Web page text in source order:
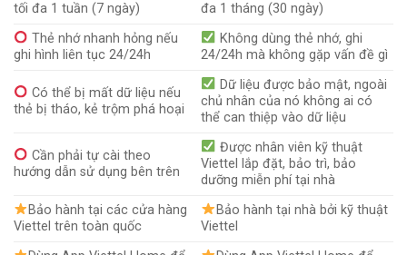
tối đa 1 tuần (7 ngày)
đa 1 tháng (30 ngày)
Thẻ nhớ nhanh hỏng nếu
ghi hình liên tục 24/24h
Không dùng thẻ nhớ, ghi
24/24h mà không gặp vấn đề gì
Có thể bị mất dữ liệu nếu
thẻ bị tháo, kẻ trộm phá hoại
Dữ liệu được bảo mật, ngoài
chủ nhân của nó không ai có
thể can thiệp vào dữ liệu
Cần phải tự cài theo
hướng dẫn sử dụng bên trên
Được nhân viên kỹ thuật
Viettel lắp đặt, bảo trì, bảo
dưỡng miễn phí tại nhà
Bảo hành tại các cửa hàng
Viettel trên toàn quốc
Bảo hành tại nhà bởi kỹ thuật
Viettel